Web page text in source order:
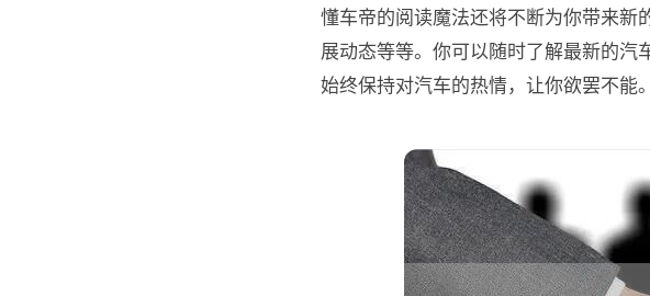
懂车帝的阅读魔法还将不断为你带来新
展动态等等。你可以随时了解最新的汽
始终保持对汽车的热情，让你欲罢不能。